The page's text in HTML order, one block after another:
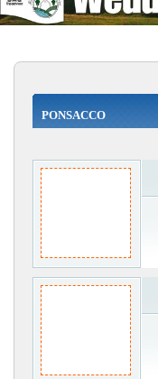
PONSACCO